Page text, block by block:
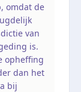
omdat de
van
is.
opheffing
dan het
bij